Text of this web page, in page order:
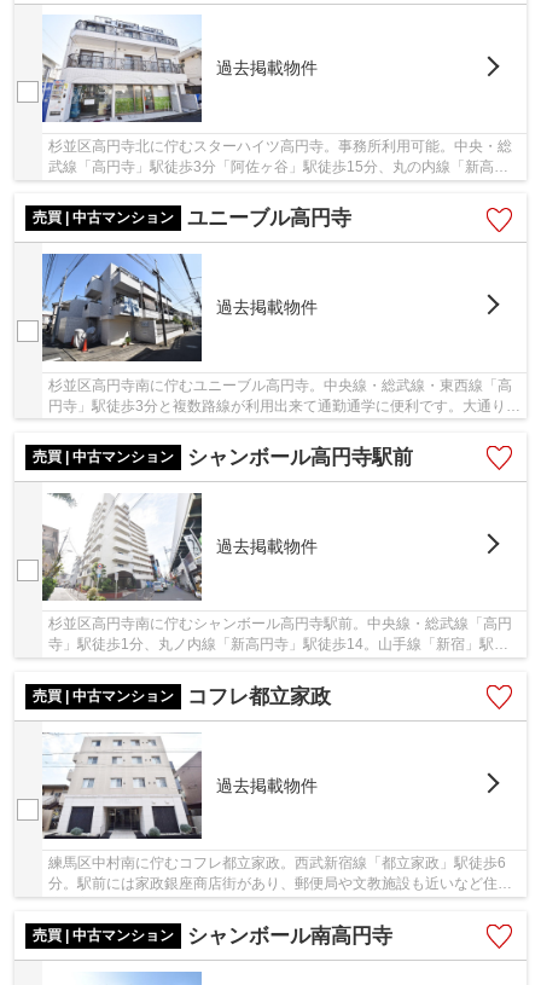
過去掲載物件
杉並区高円寺北に佇むスターハイツ高円寺。事務所利用可能。中央・総
武線「高円寺」駅徒歩3分「阿佐ヶ谷」駅徒歩15分、丸の内線「新高円
寺」駅徒歩14分。駅周辺にスーパーや商店街、金...
売買 | 中古マンション
ユニーブル高円寺
過去掲載物件
杉並区高円寺南に佇むユニーブル高円寺。中央線・総武線・東西線「高
円寺」駅徒歩3分と複数路線が利用出来て通勤通学に便利です。大通り沿
売買 | 中古マンション
シャンボール高円寺駅前
過去掲載物件
杉並区高円寺南に佇むシャンボール高円寺駅前。中央線・総武線「高円
寺」駅徒歩1分、丸ノ内線「新高円寺」駅徒歩14。山手線「新宿」駅ま
売買 | 中古マンション
コフレ都立家政
過去掲載物件
練馬区中村南に佇むコフレ都立家政。西武新宿線「都立家政」駅徒歩6
分。駅前には家政銀座商店街があり、郵便局や文教施設も近いなど住環
売買 | 中古マンション
シャンボール南高円寺